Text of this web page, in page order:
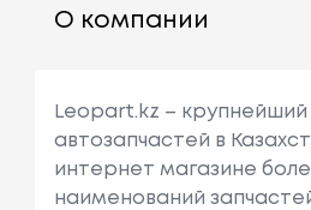
О компании
Leopart.kz –
автозапчастей в
интернет магазине
наименований